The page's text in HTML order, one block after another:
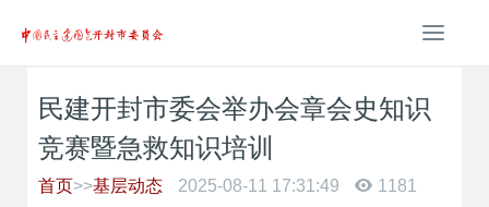
T
民建开封市委会举办会章会史知识
竞赛暨急救知识培训
首页>>基层动态 2025-08-11 17:31:49 1181